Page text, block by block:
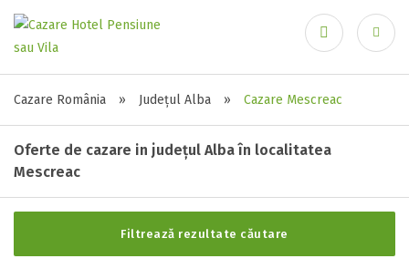
Ai uitat parola?
Autentificare
Cazare România » Județul Alba » Cazare Mescreac
Oferte de cazare in județul Alba în localitatea
Mescreac
Filtrează rezultate căutare
Stele / margarete
1 stea / margareta
3 stele / margarete
4 stele / margarete
5 stele / margarete